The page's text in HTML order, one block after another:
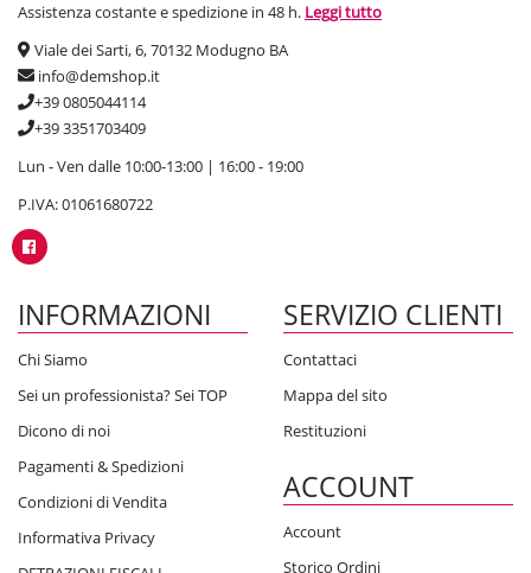
Assistenza costante e spedizione in 48 h. Leggi tutto
Viale dei Sarti, 6, 70132 Modugno BA
info@demshop.it
+39 0805044114
+39 3351703409
Lun - Ven dalle 10:00-13:00 | 16:00 - 19:00
P.IVA: 01061680722
INFORMAZIONI
Chi Siamo
Sei un professionista? Sei TOP
Dicono di noi
Pagamenti & Spedizioni
Condizioni di Vendita
Informativa Privacy
SERVIZIO CLIENTI
Contattaci
Mappa del sito
Restituzioni
ACCOUNT
Account
Storico Ordini